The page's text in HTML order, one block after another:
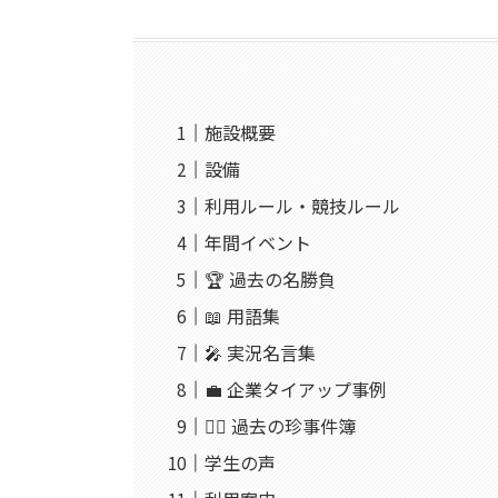
施設概要
設備
利用ルール・競技ルール
年間イベント
🏆 過去の名勝負
📖 用語集
🎤 実況名言集
💼 企業タイアップ事例
🤦‍♂️ 過去の珍事件簿
学生の声